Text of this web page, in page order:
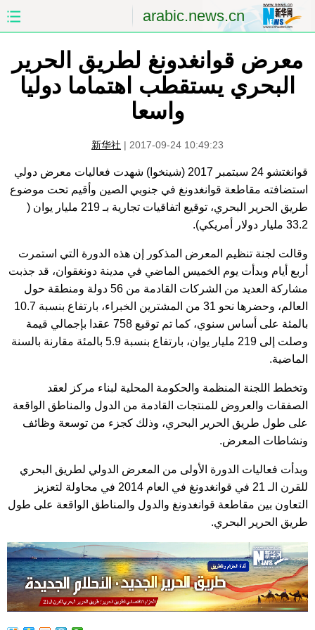
arabic.news.cn
الصين الصفحة الأولى
الشرق الأوسط العالم
الرياضة السياحة والبيئة
الصور
معرض قوانغدونغ لطريق الحرير
البحري يستقطب اهتماما دوليا
واسعا
新华社 | 2017-09-24 10:49:23
قوانغتشو 24 سبتمبر 2017 (شينخوا) شهدت فعاليات معرض دولي
استضافته مقاطعة قوانغدونغ في جنوبي الصين وأقيم تحت موضوع
طريق الحرير البحري، توقيع اتفاقيات تجارية بـ 219 مليار يوان (
33.2 مليار دولار أمريكي).
وقالت لجنة تنظيم المعرض المذكور إن هذه الدورة التي استمرت
أربع أيام وبدأت يوم الخميس الماضي في مدينة دونغقوان، قد جذبت
مشاركة العديد من الشركات القادمة من 56 دولة ومنطقة حول
العالم، وحضرها نحو 31 من المشترين الخبراء، بارتفاع بنسبة 10.7
بالمئة على أساس سنوي، كما تم توقيع 758 عقدا بإجمالي قيمة
وصلت إلى 219 مليار يوان، بارتفاع بنسبة 5.9 بالمئة مقارنة بالسنة
الماضية.
وتخطط اللجنة المنظمة والحكومة المحلية لبناء مركز لعقد
الصفقات والعروض للمنتجات القادمة من الدول والمناطق الواقعة
على طول طريق الحرير البحري، وذلك كجزء من توسعة وظائف
ونشاطات المعرض.
وبدأت فعاليات الدورة الأولى من المعرض الدولي لطريق البحري
للقرن الـ 21 في قوانغدونغ في العام 2014 في محاولة لتعزيز
التعاون بين مقاطعة قوانغدونغ والدول والمناطق الواقعة على طول
طريق الحرير البحري.